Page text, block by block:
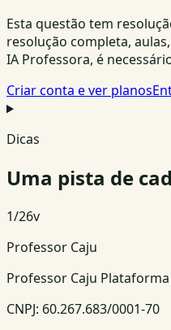
Esta questão tem
resolução completa,
IA Professora, é
Criar conta e ver planos
Dicas
Uma pista de
1/26v
Professor Caju
Professor Caju
CNPJ: 60.267.683/0001-70